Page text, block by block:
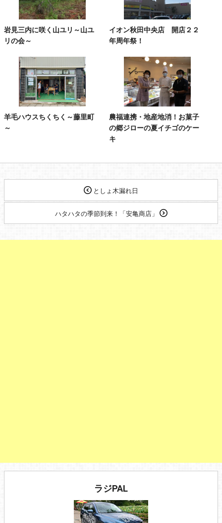
岩見三内に咲く山ユリ～山ユ
リの会～
イオン秋田中央店 開店２２
年周年祭！
羊毛ハウスちくちく～藤里町
～
農福連携・地産地消！お菓子
の郷ジローの夏イチゴのケー
キ
としょ木漏れ日
ハタハタの季節到来！「安亀商店」
ラジPAL